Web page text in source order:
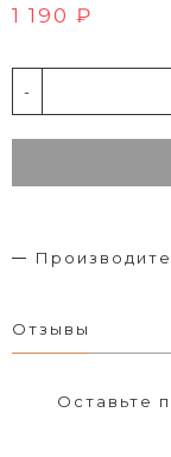
1 190 ₽
-
Отзывы
Оставьте